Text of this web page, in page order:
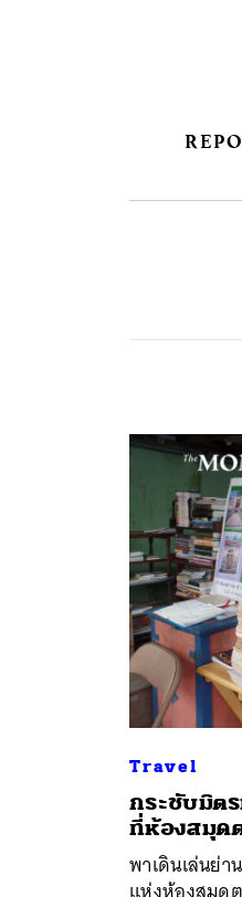
Travel
กระชับมิต
ที่ห้องสมุด
พาเดินเล่นย่